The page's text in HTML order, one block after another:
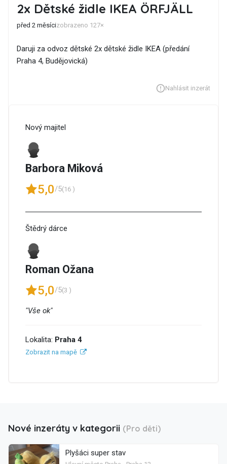
2x Dětské židle IKEA ÖRFJÄLL
před 2 měsícizobrazeno 127×
Daruji za odvoz dětské 2x dětské židle IKEA (předání
Praha 4, Budějovická)
Nahlásit inzerát
Nový majitel
Barbora Miková
5,0/5(16 )
Štědrý dárce
Roman Ožana
5,0/5(3 )
"Vše ok"
Lokalita: Praha 4
Zobrazit na mapě
Nové inzeráty v kategorii (Pro děti)
Plyšáci super stav